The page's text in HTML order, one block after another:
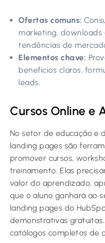
Ofertas comuns:
marketing,
tendências de
Elementos chave:
benefícios claros,
leads.
Cursos Online e
No setor de educação e
landing pages são
promover cursos,
treinamento. Elas
valor do aprendizado,
que o aluno ganhará ao
landing pages do
demonstrativas
catálogos completos de